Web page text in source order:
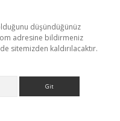
düşündüğünüz
adresine bildirmeniz
sitemizden kaldırılacaktır.